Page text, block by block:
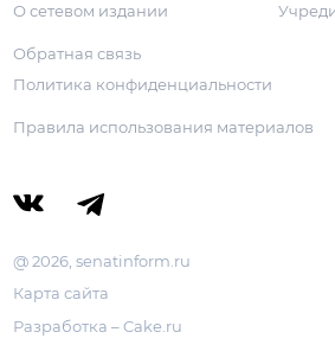
О сетевом издании
Обратная связь
Политика конфиденциальности
Правила использования материалов
@ 2026, senatinform.ru
Карта сайта
Разработка – Cake.ru